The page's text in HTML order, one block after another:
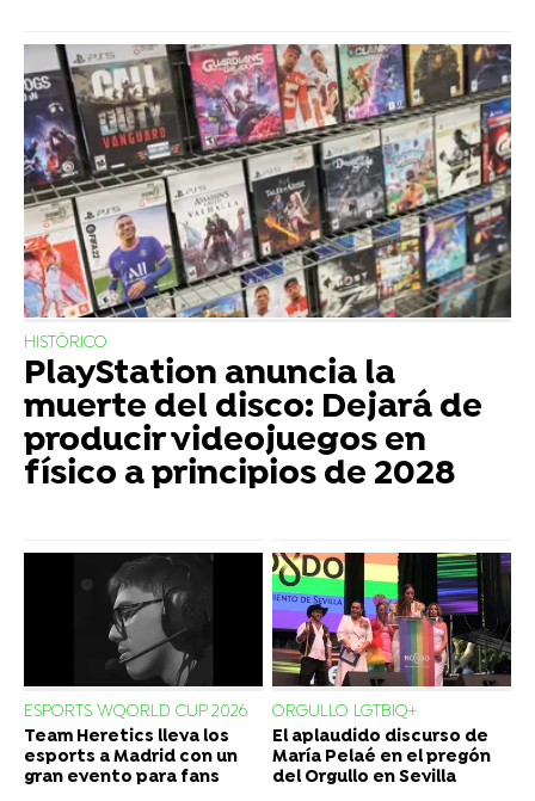
HISTÓRICO
PlayStation anuncia la
muerte del disco: Dejará de
producir videojuegos en
físico a principios de 2028
ESPORTS WQORLD CUP 2026
Team Heretics lleva los
esports a Madrid con un
gran evento para fans
ORGULLO LGTBIQ+
El aplaudido discurso de
María Pelaé en el pregón
del Orgullo en Sevilla